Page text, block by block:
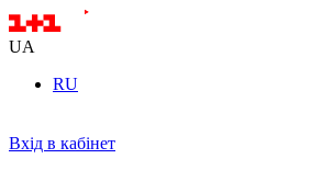
UA
RU
Вхід в кабінет